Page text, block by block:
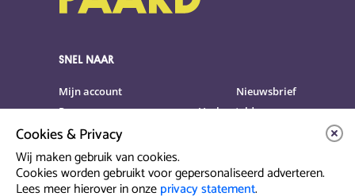
SNEL NAAR
Mijn account
Nieuwsbrief
Programma
Veelgestelde vragen
Partners & Sponsoren
Artiesten info
Cookies & Privacy
Wij maken gebruik van cookies.
Cookies worden gebruikt voor gepersonaliseerd adverteren.
Lees meer hierover in onzeprivacy statement.